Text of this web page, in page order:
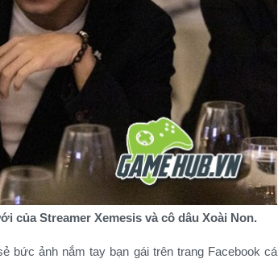
của Streamer Xemesis và cô dâu Xoài Non.
bức ảnh nắm tay bạn gái trên trang Facebook cá